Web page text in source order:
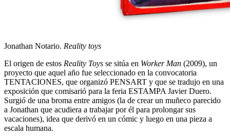
Jonathan Notario. Reality toys
El origen de estos Reality Toys se sitúa en Worker Man (2009), un
proyecto que aquel año fue seleccionado en la convocatoria
TENTACIONES, que organizó PENSART y que se tradujo en una
exposición que comisarió para la feria ESTAMPA Javier Duero.
Surgió de una broma entre amigos (la de crear un muñeco parecido
a Jonathan que acudiera a trabajar por él para prolongar sus
vacaciones), idea que derivó en un cómic y luego en una pieza a
escala humana.